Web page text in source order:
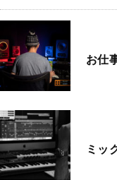
お仕
ミッ